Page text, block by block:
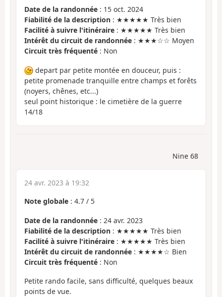
Date de la randonnée : 15 oct. 2024
Fiabilité de la description : ★★★★★ Très bien
Facilité à suivre l'itinéraire : ★★★★★ Très bien
Intérêt du circuit de randonnée : ★★★☆☆ Moyen
Circuit très fréquenté : Non
depart par petite montée en douceur, puis :
petite promenade tranquille entre champs et forêts
(noyers, chênes, etc...)
seul point historique : le cimetière de la guerre
14/18
Nine 68
24 avr. 2023 à 19:32
Note globale : 4.7 / 5
Date de la randonnée : 24 avr. 2023
Fiabilité de la description : ★★★★★ Très bien
Facilité à suivre l'itinéraire : ★★★★★ Très bien
Intérêt du circuit de randonnée : ★★★★☆ Bien
Circuit très fréquenté : Non
Petite rando facile, sans difficulté, quelques beaux
points de vue.